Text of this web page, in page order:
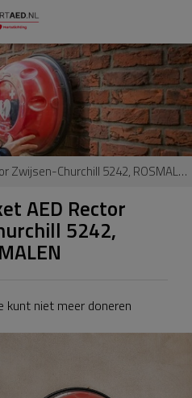
Servicepakket AED Rector Zwijsen-Churchill 5242, ROSMALEN
AED Rector
5242,
kunt niet meer doneren